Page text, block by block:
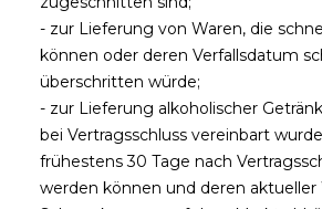
- zur Lieferung von Waren, die
können oder deren Verfallsdatum
überschritten würde;
- zur Lieferung alkoholischer
bei Vertragsschluss vereinbart
frühestens 30 Tage nach
werden können und deren aktueller